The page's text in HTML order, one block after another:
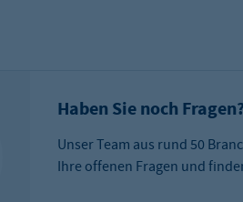
Haben Sie noch
Unser Team aus rund 50
Ihre offenen Fragen und